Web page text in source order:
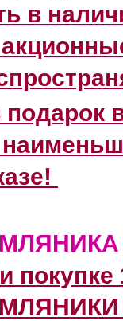
в
подарок
покупке